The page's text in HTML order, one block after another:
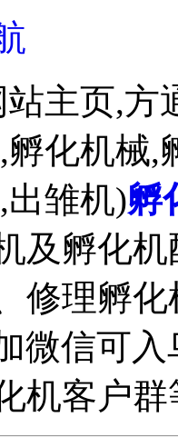
主页,方
化机械,
雏机)孵
及孵化
修理孵
微信可
机客户